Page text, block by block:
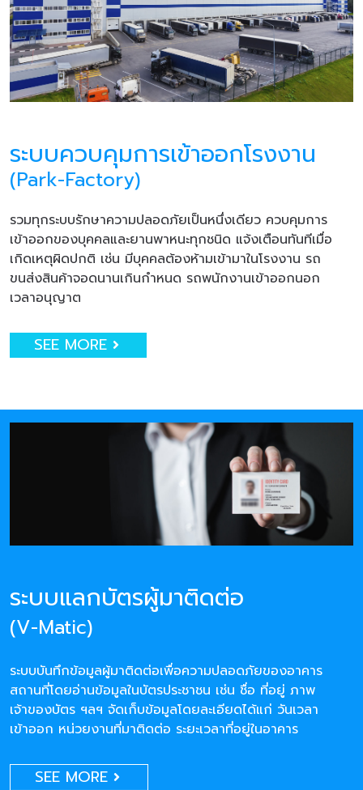
ระบบควบคุมการเข้าออกโรงงาน
(Park-Factory)
รวมทุกระบบรักษาความปลอดภัยเป็นหนึ่งเดียว ควบคุมการ
เข้าออกของบุคคลและยานพาหนะทุกชนิด แจ้งเตือนทันทีเมื่อ
เกิดเหตุผิดปกติ เช่น มีบุคคลต้องห้ามเข้ามาในโรงงาน รถ
ขนส่งสินค้าจอดนานเกินกำหนด รถพนักงานเข้าออกนอก
เวลาอนุญาต
SEE MORE
ระบบแลกบัตรผู้มาติดต่อ
(V-Matic)
ระบบบันทึกข้อมูลผู้มาติดต่อเพื่อความปลอดภัยของอาคาร
สถานที่โดยอ่านข้อมูลในบัตรประชาชน เช่น ชื่อ ที่อยู่ ภาพ
เจ้าของบัตร ฯลฯ จัดเก็บข้อมูลโดยละเอียดได้แก่ วันเวลา
เข้าออก หน่วยงานที่มาติดต่อ ระยะเวลาที่อยู่ในอาคาร
SEE MORE